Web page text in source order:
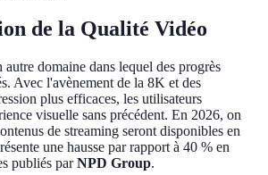
de la Qualité Vidéo
domaine dans lequel des progrès
Avec l'avènement de la 8K et des
plus efficaces, les utilisateurs
visuelle sans précédent. En 2026, on
de streaming seront disponibles en
une hausse par rapport à 40 % en
publiés parNPD Group.